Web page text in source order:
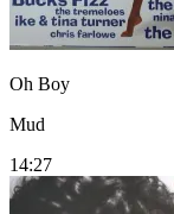
Oh Boy
Mud
14:27